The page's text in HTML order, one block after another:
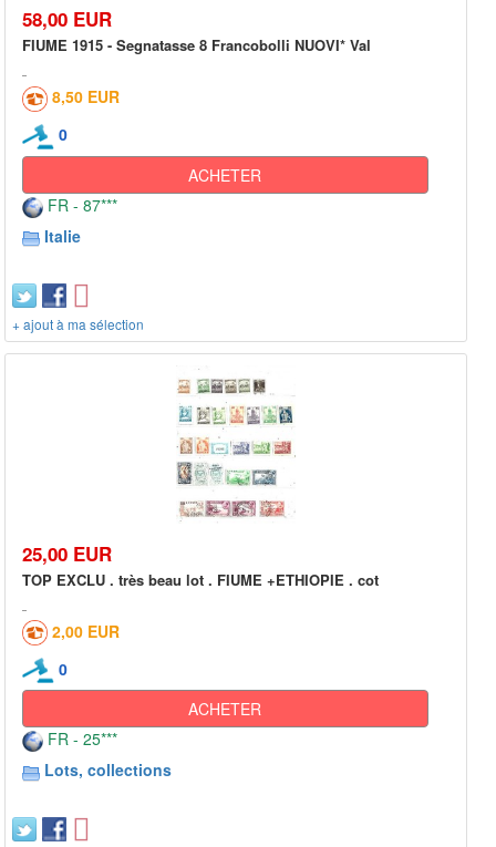
58,00 EUR
FIUME 1915 - Segnatasse 8 Francobolli NUOVI* Val
8,50 EUR
0
ACHETER
FR - 87***
Italie
+ ajout à ma sélection
25,00 EUR
TOP EXCLU . très beau lot . FIUME +ETHIOPIE . cot
2,00 EUR
0
ACHETER
FR - 25***
Lots, collections